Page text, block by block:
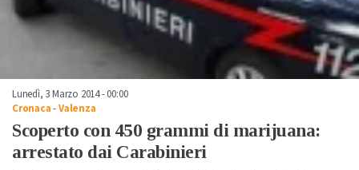
Lunedì, 3 Marzo 2014 - 00:00
Cronaca-Valenza
Scoperto con 450 grammi di marijuana:
arrestato dai Carabinieri